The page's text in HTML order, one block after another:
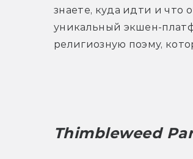
знаете, куда идти и что
уникальный экшен-
религиозную поэму,
Thimbleweed